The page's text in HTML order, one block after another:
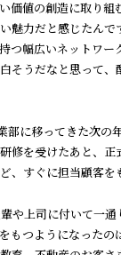
価値の創造に取り組
魅力だと感じたんで
つ幅広いネットワー
そうだなと思って、
に移ってきた次の
修を受けたあと、正
、すぐに担当顧客を
や上司に付いて一通
もつようになったの